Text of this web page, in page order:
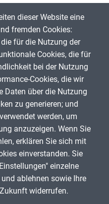
dieser Website eine
fremden Cookies:
für die Nutzung der
Cookies, die für
bei der Nutzung
Cookies, die wir
Daten über die Nutzung
zu generieren; und
werden, um
anzuzeigen. Wenn Sie
erklären Sie sich mit
einverstanden. Sie
einzelne
ablehnen sowie Ihre
widerrufen.